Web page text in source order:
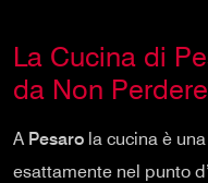
La Cucina di
da Non Perdere
A Pesaro la cucina è
esattamente nel punto